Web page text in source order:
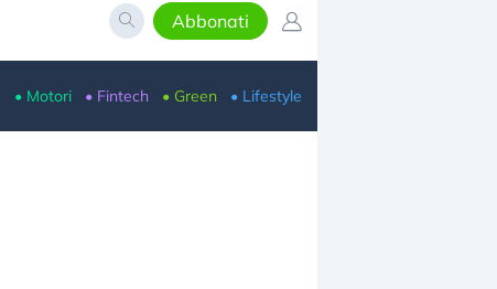
Abbonati
• Motori • Fintech • Green • Lifestyle